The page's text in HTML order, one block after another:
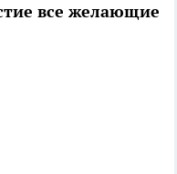
все желающие